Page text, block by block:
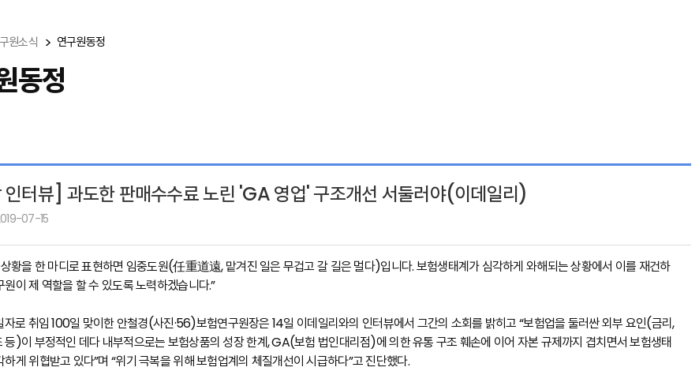
원소식 연구원동정
동정
인터뷰] 과도한 판매수수료 노린 'GA 영업' 구조개선 서둘러야(이데일리)
07-15
황을 한 마디로 표현하면 임중도원(任重道遠, 맡겨진 일은 무겁고 갈 길은 멀다)입니다. 보험생태계가 심각하게 와해되는 상황에서 이를 재건하
원이 제 역할을 할 수 있도록 노력하겠습니다.”
자로 취임 100일 맞이한 안철경(사진·56)보험연구원장은 14일 이데일리와의 인터뷰에서 그간의 소회를 밝히고 “보험업을 둘러싼 외부 요인(금리,
등)이 부정적인 데다 내부적으로는 보험상품의 성장 한계, GA(보험 법인대리점)에 의한 유통 구조 훼손에 이어 자본 규제까지 겹치면서 보험생태
하게 위협받고 있다”며 “위기 극복을 위해 보험업계의 체질개선이 시급하다”고 진단했다.